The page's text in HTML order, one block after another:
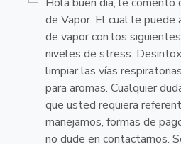
de Vapor. El cual le puede
de vapor con los
niveles de stress.
limpiar las vías
para aromas. Cualquier
que usted requiera
manejamos, formas de
no dude en contactarnos.